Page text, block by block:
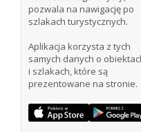
pozwala na nawigację po
szlakach turystycznych.
Aplikacja korzysta z tych
samych danych o
i szlakach, które są
prezentowane na stronie.